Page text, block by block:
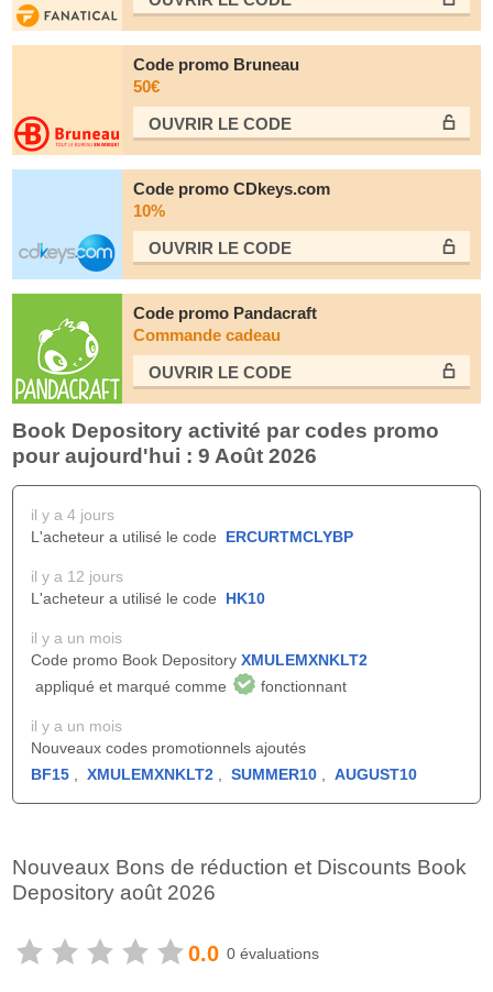
Code promo Bruneau
50€
OUVRIR LE СODE
Code promo CDkeys.com
10%
OUVRIR LE СODE
Code promo Pandacraft
Commande cadeau
OUVRIR LE СODE
Book Depository activité par codes promo
pour aujourd'hui : 9 Août 2026
il y a 4 jours
L'acheteur a utilisé le code ERCURTMCLYBP
il y a 12 jours
L'acheteur a utilisé le code HK10
il y a un mois
Code promo Book Depository XMULEMXNKLT2
appliqué et marqué comme
fonctionnant
il y a un mois
Nouveaux codes promotionnels ajoutés
BF15
XMULEMXNKLT2 SUMMER10 AUGUST10
Nouveaux Bons de réduction et Discounts Book
Depository août 2026
0.0 0 évaluations